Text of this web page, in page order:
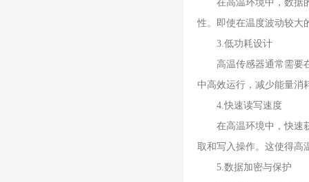
在高温环境中，数据的
性。即使在温度波动较大
3.低功耗设计
高温传感器通常需要在
中高效运行，减少能量消
4.快速读写速度
在高温环境中，快速获
取和写入操作。这使得高
5.数据加密与保护